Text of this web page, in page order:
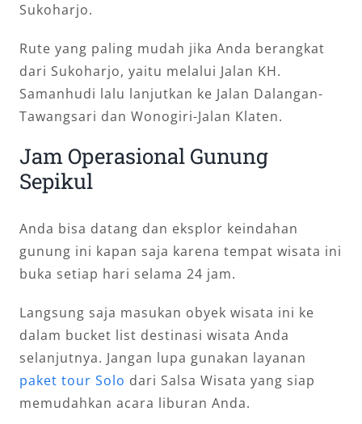
Sukoharjo.
Rute yang paling mudah jika Anda berangkat
dari Sukoharjo, yaitu melalui Jalan KH.
Samanhudi lalu lanjutkan ke Jalan Dalangan-
Tawangsari dan Wonogiri-Jalan Klaten.
Jam Operasional Gunung
Sepikul
Anda bisa datang dan eksplor keindahan
gunung ini kapan saja karena tempat wisata ini
buka setiap hari selama 24 jam.
Langsung saja masukan obyek wisata ini ke
dalam bucket list destinasi wisata Anda
selanjutnya. Jangan lupa gunakan layanan
paket tour Solo dari Salsa Wisata yang siap
memudahkan acara liburan Anda.